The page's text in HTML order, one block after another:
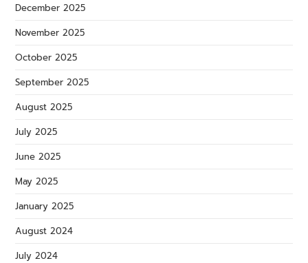
December 2025
November 2025
October 2025
September 2025
August 2025
July 2025
June 2025
May 2025
January 2025
August 2024
July 2024